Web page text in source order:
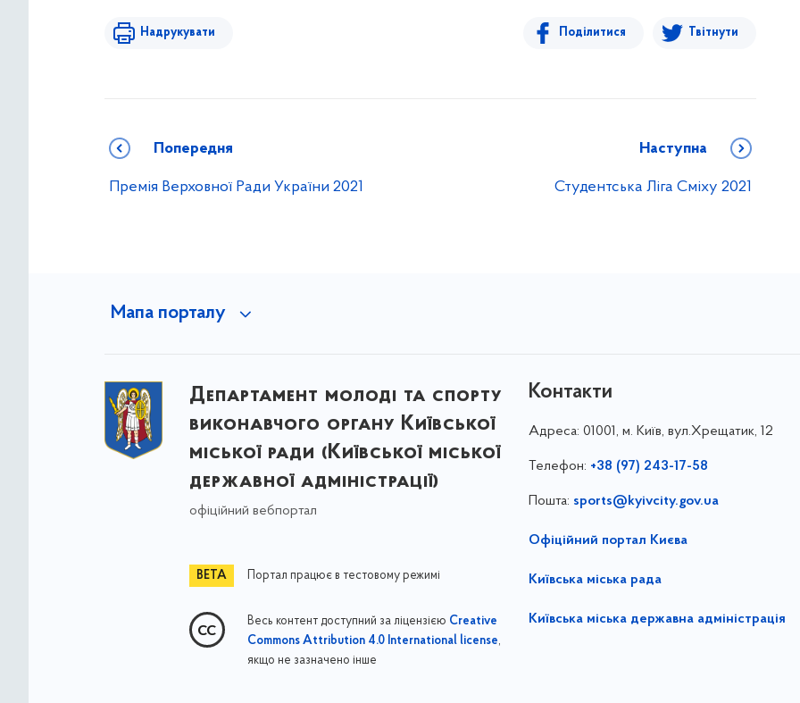
Надрукувати Поділитися Твітнути
Попередня
Премія Верховної Ради України 2021
Наступна
Студентська Ліга Сміху 2021
Мапа порталу
Департамент молоді та спорту
виконавчого органу Київської
міської ради (Київської міської
державної адміністрації)
офіційний вебпортал
Портал працює в тестовому режимі
Весь контент доступний за ліцензією Creative
Commons Attribution 4.0 International license,
якщо не зазначено інше
Контакти
Адреса: 01001, м. Київ, вул.Хрещатик, 12
Телефон: +38 (97) 243-17-58
Пошта: sports@kyivcity.gov.ua
Офіційний портал Києва
Київська міська рада
Київська міська державна адміністрація